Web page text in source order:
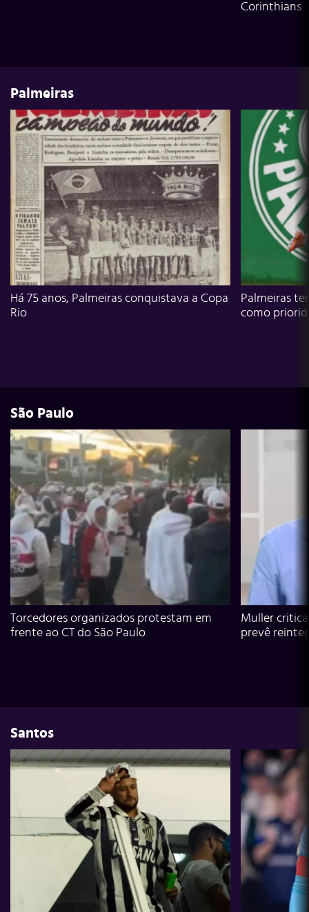
Corinthians
Palmeiras
Há 75 anos, Palmeiras conquistava a Copa
Rio
Palmeiras
como
São Paulo
Torcedores organizados protestam em
frente ao CT do São Paulo
Muller
prevê
Santos